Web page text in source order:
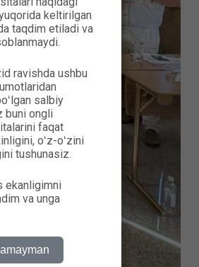
keltirilgan
taqdim etiladi va
ravishda ushbu
salbiy
buni ongli
faqat
oʻz-oʻzini
tushunasiz.
ekanligimni
va unga